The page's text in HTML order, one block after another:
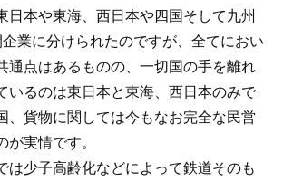
日本や東海、西日本や四国そして九州
業に分けられたのですが、全てにおい
通点はあるものの、一切国の手を離れ
いるのは東日本と東海、西日本のみで
、貨物に関しては今もなお完全な民営
が実情です。
は少子高齢化などによって鉄道そのも